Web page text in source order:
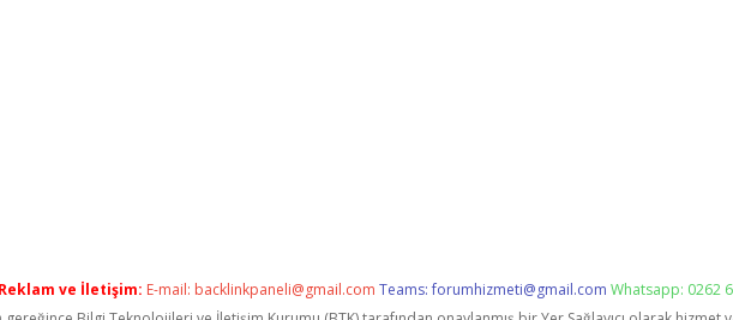
Reklam ve İletişim: E-mail: backlinkpaneli@gmail.com Teams:forumhizmeti@gmail.com Whatsapp: 0262